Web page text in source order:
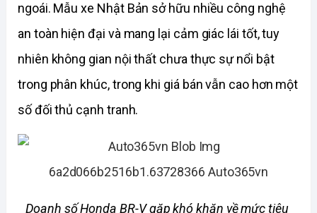
ngoái. Mẫu xe Nhật Bản sở hữu nhiều công nghệ
an toàn hiện đại và mang lại cảm giác lái tốt, tuy
nhiên không gian nội thất chưa thực sự nổi bật
trong phân khúc, trong khi giá bán vẫn cao hơn một
số đối thủ cạnh tranh.
Doanh số Honda BR-V gặp khó khăn về mức tiêu